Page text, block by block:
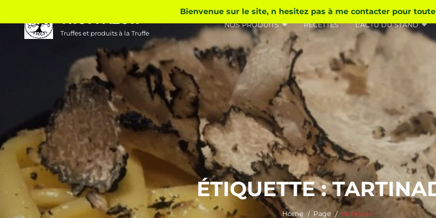
Bienvenue sur le site, n hesitez pas à me contacter pour
content
Truffes et produits à la Truffe
NOS PRODUITS RECETTES L’ACTU DU STAND
ÉTIQUETTE :
Home Page tartinade